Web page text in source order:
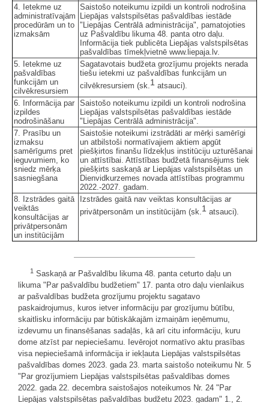
4. Ietekme uz
administratīvajām
procedūrām un to
izmaksām
Saistošo noteikumu izpildi un kontroli nodrošina
Liepājas valstspilsētas pašvaldības iestāde
"Liepājas Centrālā administrācija", pamatojoties
uz Pašvaldību likuma 48. panta otro daļu.
Informācija tiek publicēta Liepājas valstspilsētas
pašvaldības tīmekļvietnē www.liepaja.lv.
5. Ietekme uz
pašvaldības
funkcijām un
cilvēkresursiem
Sagatavotais budžeta grozījumu projekts nerada
tiešu ietekmi uz pašvaldības funkcijām un
cilvēkresursiem (sk.1 atsauci).
6. Informācija par
izpildes
nodrošināšanu
Saistošo noteikumu izpildi un kontroli nodrošina
Liepājas valstspilsētas pašvaldības iestāde
"Liepājas Centrālā administrācija".
7. Prasību un
izmaksu
samērīgums pret
ieguvumiem, ko
sniedz mērķa
sasniegšana
Saistošie noteikumi izstrādāti ar mērķi samērīgi
un atbilstoši normatīvajiem aktiem apgūt
piešķirtos finanšu līdzekļus institūciju uzturēšanai
un attīstībai. Attīstības budžetā finansējums tiek
piešķirts saskaņā ar Liepājas valstspilsētas un
Dienvidkurzemes novada attīstības programmu
2022.-2027. gadam.
8. Izstrādes gaitā
veiktās
konsultācijas ar
privātpersonām
un institūcijām
Izstrādes gaitā nav veiktas konsultācijas ar
privātpersonām un institūcijām (sk.1 atsauci).
1 Saskaņā ar Pašvaldību likuma 48. panta ceturto daļu un
likuma "Par pašvaldību budžetiem" 17. panta otro daļu vienlaikus
ar pašvaldības budžeta grozījumu projektu sagatavo
paskaidrojumus, kuros ietver informāciju par grozījumu būtību,
skaitlisku informāciju par būtiskākajām izmaiņām ieņēmumu,
izdevumu un finansēšanas sadaļās, kā arī citu informāciju, kuru
dome atzīst par nepieciešamu. Ievērojot normatīvo aktu prasības
visa nepieciešamā informācija ir iekļauta Liepājas valstspilsētas
pašvaldības domes 2023. gada 23. marta saistošo noteikumu Nr. 5
"Par grozījumiem Liepājas valstspilsētas pašvaldības domes
2022. gada 22. decembra saistošajos noteikumos Nr. 24 "Par
Liepājas valstspilsētas pašvaldības budžetu 2023. gadam" 1., 2.